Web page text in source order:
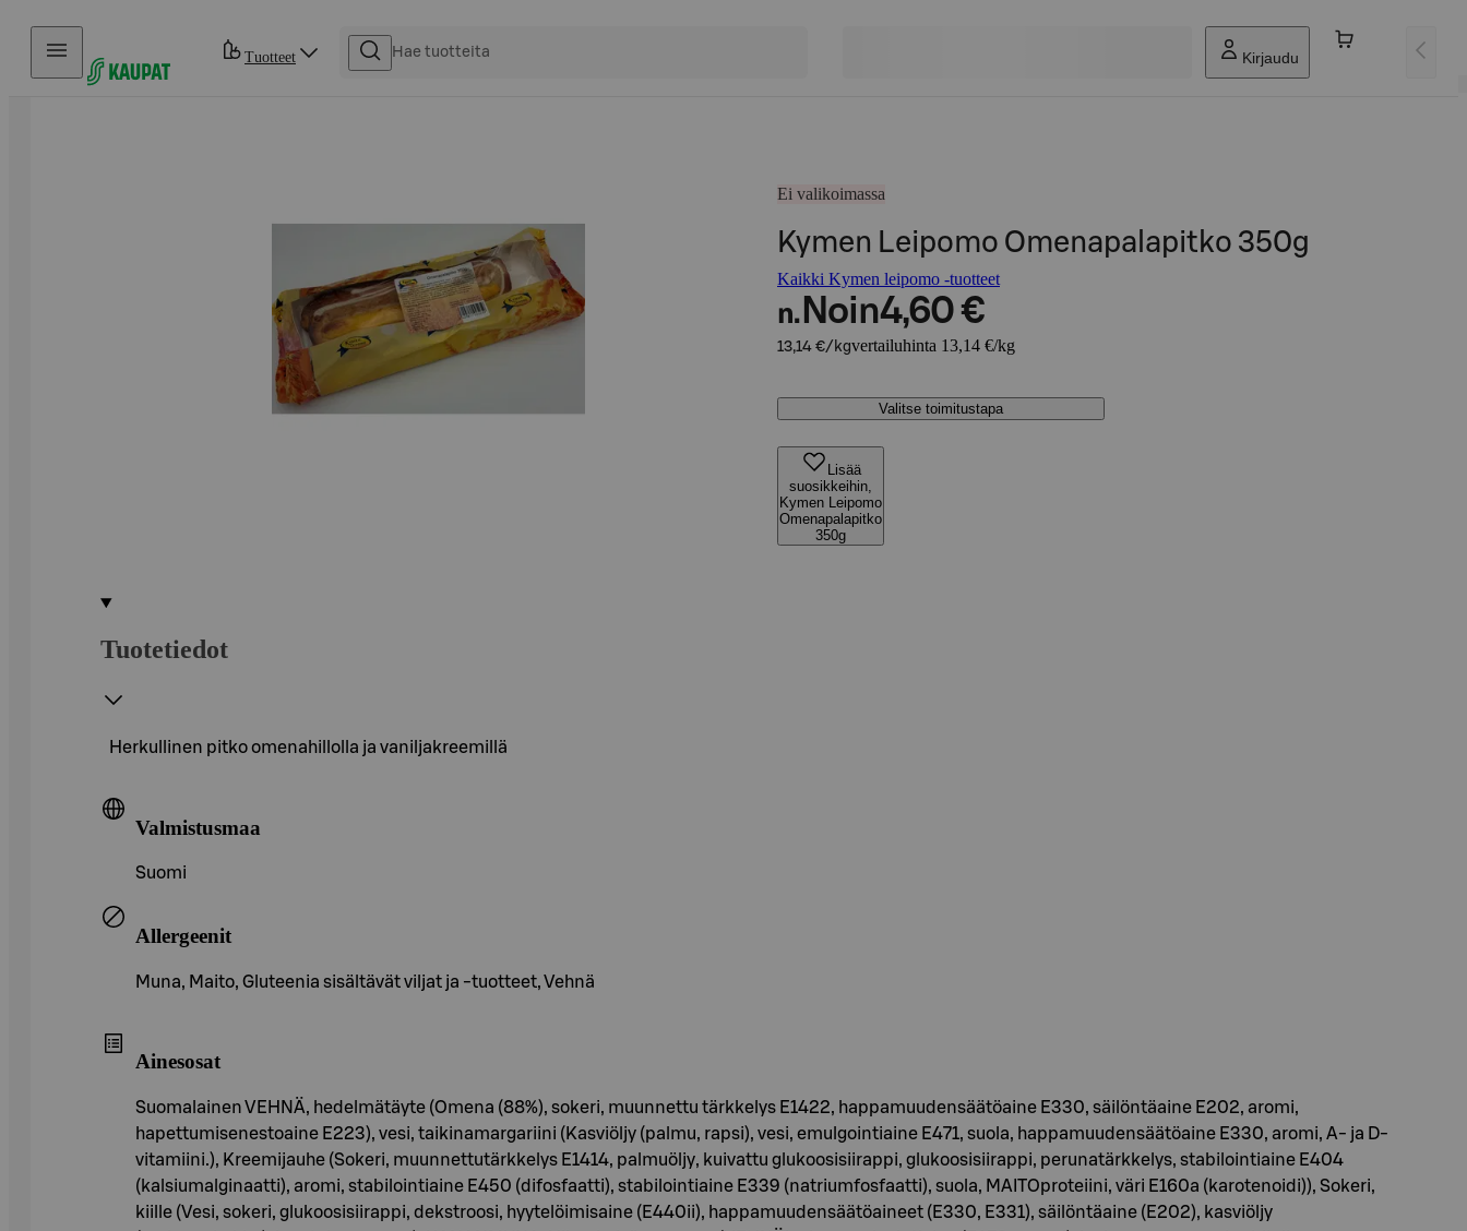
Hyppää sisältöön
Tuotteet Kirjaudu
Ei valikoimassa
Kymen Leipomo Omenapalapitko 350g
Kaikki Kymen leipomo -tuotteet
n. Noin4,60 €
13,14 €/kgvertailuhinta 13,14 €/kg
Valitse toimitustapa
Lisää
suosikkeihin,
Kymen Leipomo
Omenapalapitko
350g
Tuotetiedot
Herkullinen pitko omenahillolla ja vaniljakreemillä
Valmistusmaa
Suomi
Allergeenit
Muna, Maito, Gluteenia sisältävät viljat ja -tuotteet, Vehnä
Ainesosat
Suomalainen VEHNÄ, hedelmätäyte (Omena (88%), sokeri, muunnettu tärkkelys E1422, happamuudensäätöaine E330, säilöntäaine E202, aromi,
hapettumisenestoaine E223), vesi, taikinamargariini (Kasviöljy (palmu, rapsi), vesi, emulgointiaine E471, suola, happamuudensäätöaine E330, aromi, A- ja D-
vitamiini.), Kreemijauhe (Sokeri, muunnettutärkkelys E1414, palmuöljy, kuivattu glukoosisiirappi, glukoosisiirappi, perunatärkkelys, stabilointiaine E404
(kalsiumalginaatti), aromi, stabilointiaine E450 (difosfaatti), stabilointiaine E339 (natriumfosfaatti), suola, MAITOproteiini, väri E160a (karotenoidi)), Sokeri,
kiille (Vesi, sokeri, glukoosisiirappi, dekstroosi, hyytelöimisaine (E440ii), happamuudensäätöaineet (E330, E331), säilöntäaine (E202), kasviöljy